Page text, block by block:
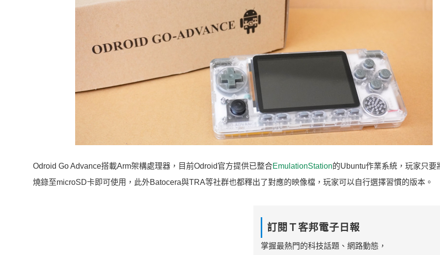
Odroid Go Advance搭載Arm架構處理器，目前Odroid官方提供已整合EmulationStation的Ubuntu作業系統，玩家只要
燒錄至microSD卡即可使用，此外Batocera與TRA等社群也都釋出了對應的映像檔，玩家可以自行選擇習慣的版本。
訂閱Ｔ客邦電子日報
掌握最熱門的科技話題、網路動態，